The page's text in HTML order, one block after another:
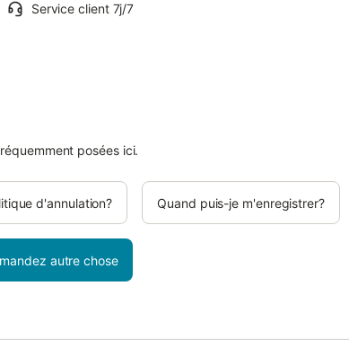
Service client 7j/7
posées ici.
d'annulation? Quand puis-je m'enregistrer?
autre chose